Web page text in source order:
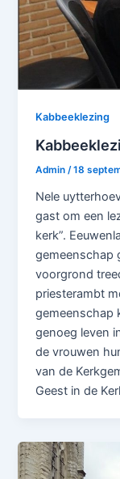
Kabbeeklezing
Admin/18
Nele
gast om een
kerk”.
gemeenschap
voorgrond
priesterambt
gemeenschap
genoeg leven
de vrouwen
van de
Geest in de